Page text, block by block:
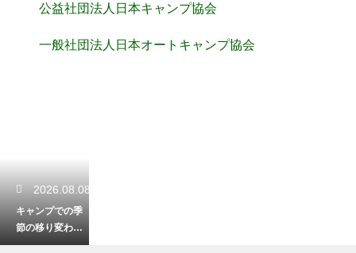
公益社団法人日本キャンプ協会
一般社団法人日本オートキャンプ協会
2026.08.08
キャンプでの季
節の移り変わり
に対応する装